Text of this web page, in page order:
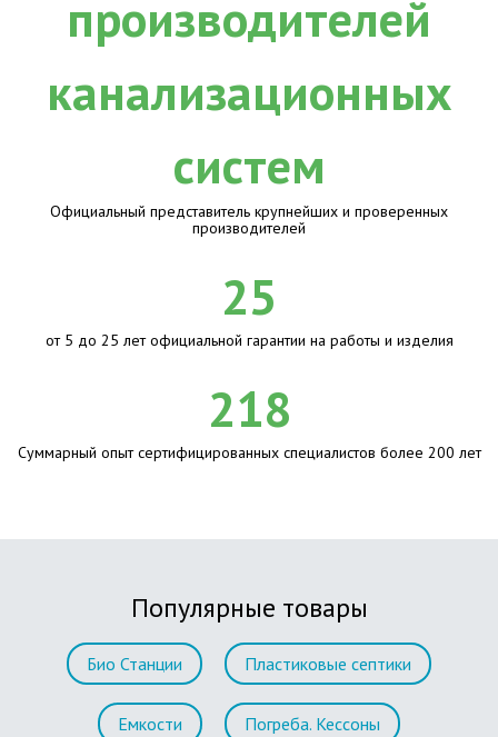
Официальный представитель крупнейших и проверенных
производителей
25
от 5 до 25 лет официальной гарантии на работы и изделия
218
Суммарный опыт сертифицированных специалистов более 200 лет
Популярные товары
Био Станции Пластиковые септики
Емкости Погреба. Кессоны